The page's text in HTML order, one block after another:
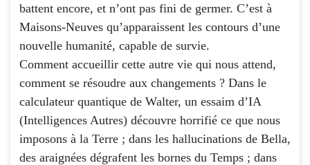
battent encore, et n’ont pas fini de germer. C’est à
Maisons-Neuves qu’apparaissent les contours d’une
nouvelle humanité, capable de survie.
Comment accueillir cette autre vie qui nous attend,
comment se résoudre aux changements ? Dans le
calculateur quantique de Walter, un essaim d’IA
(Intelligences Autres) découvre horrifié ce que nous
imposons à la Terre ; dans les hallucinations de Bella,
des araignées dégrafent les bornes du Temps ; dans